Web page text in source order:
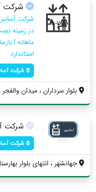
شرکت
در زمینه
ماهانه |
استاندارد
شرکت
بلوار سرداران ، میدان
شرکت
شرکت
جهانشهر ، انتهای بلوار